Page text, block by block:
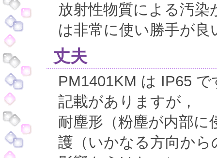
放射性物質による汚
は非常に使い勝手が良
丈夫
PM1401KM は IP65
記載がありますが，
耐塵形（粉塵が内部に
護（いかなる方向か